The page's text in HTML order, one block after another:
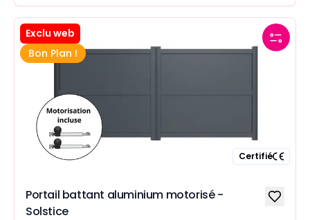
Exclu web
Bon Plan !
Certifié
Portail battant aluminium motorisé -
Solstice